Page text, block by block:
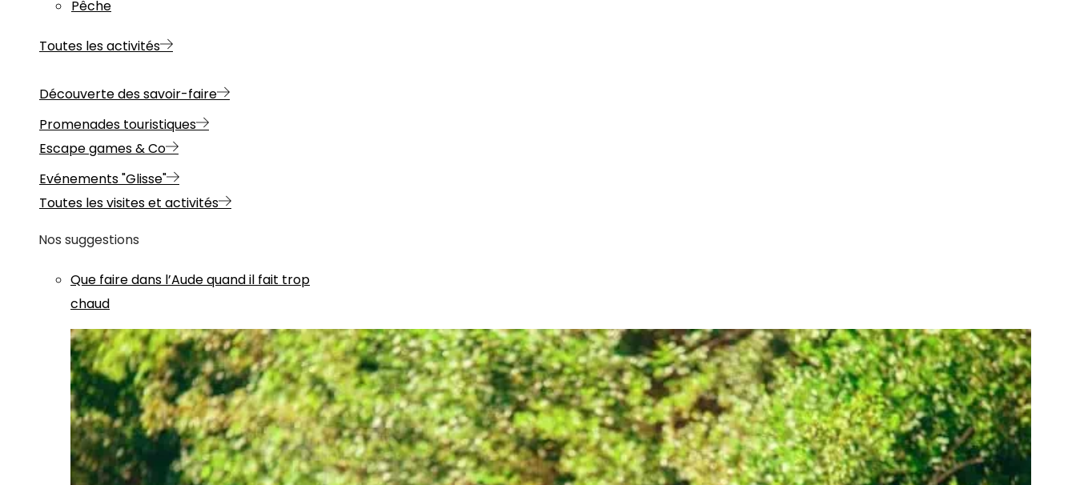
Pêche
Toutes les activités
Découverte des savoir-faire
Promenades touristiques
Escape games & Co
Evénements "Glisse"
Toutes les visites et activités
Nos suggestions
Que faire dans l’Aude quand il fait trop
chaud